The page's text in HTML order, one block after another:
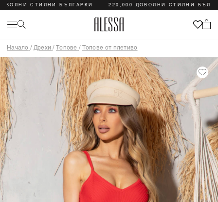
СТИЛНИ БЪЛГАРКИ 220,000 ДОВОЛНИ СТИЛНИ БЪЛГАРКИ
Начало / Дрехи / Топове / Топове от плетиво